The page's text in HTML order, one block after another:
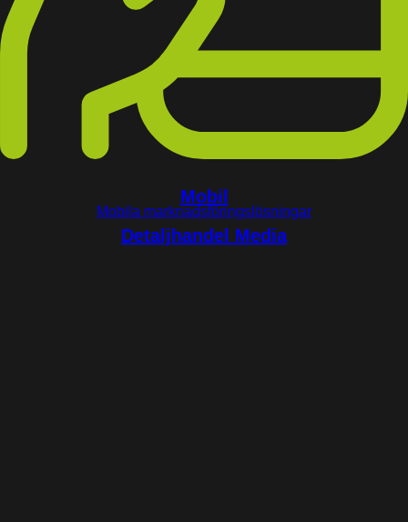
Mobil
Mobila marknadsföringslösningar
Detaljhandel Media